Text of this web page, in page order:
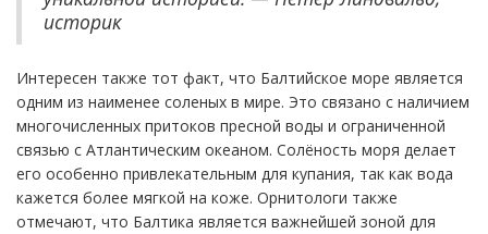
историк
Интересен также тот факт, что Балтийское море является
одним из наименее соленых в мире. Это связано с наличием
многочисленных притоков пресной воды и ограниченной
связью с Атлантическим океаном. Солёность моря делает
его особенно привлекательным для купания, так как вода
кажется более мягкой на коже. Орнитологи также
отмечают, что Балтика является важнейшей зоной для